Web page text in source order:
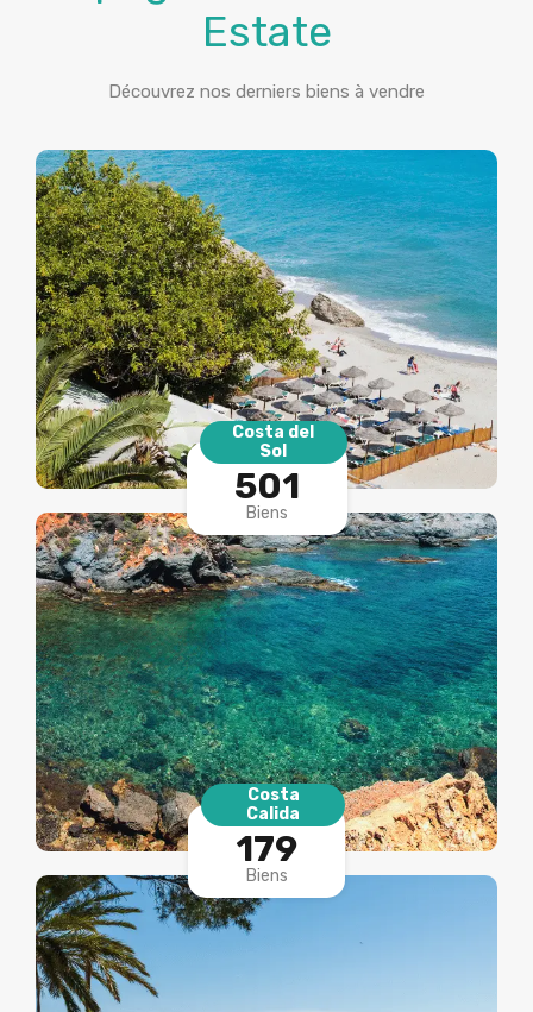
Estate
Découvrez nos derniers biens à vendre
Costa del
Sol
501
Biens
Costa
Calida
179
Biens